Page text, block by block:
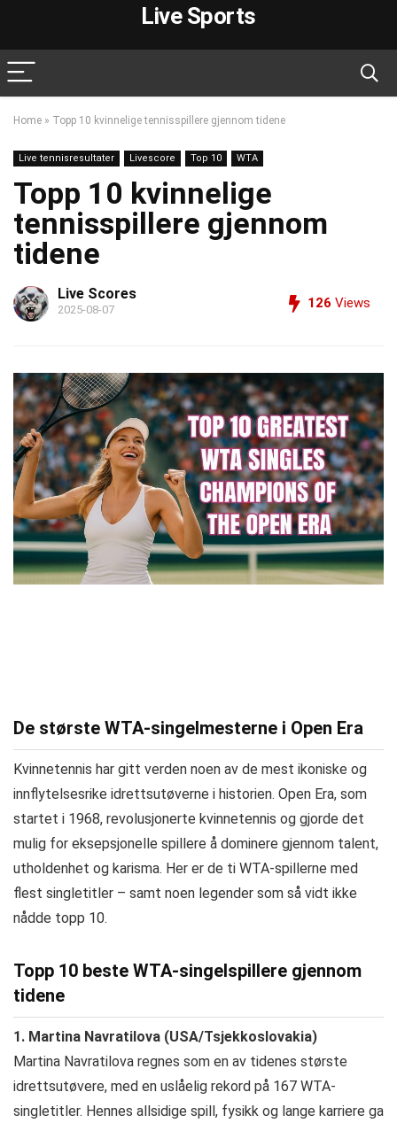
Live Sports
Home » Topp 10 kvinnelige tennisspillere gjennom tidene
Live tennisresultater Livescore Top 10 WTA
Topp 10 kvinnelige
tennisspillere gjennom
tidene
Live Scores
2025-08-07 126 Views
De største WTA-singelmesterne i Open Era
Kvinnetennis har gitt verden noen av de mest ikoniske og
innflytelsesrike idrettsutøverne i historien. Open Era, som
startet i 1968, revolusjonerte kvinnetennis og gjorde det
mulig for eksepsjonelle spillere å dominere gjennom talent,
utholdenhet og karisma. Her er de ti WTA-spillerne med
flest singletitler – samt noen legender som så vidt ikke
nådde topp 10.
Topp 10 beste WTA-singelspillere gjennom
tidene
1. Martina Navratilova (USA/Tsjekkoslovakia)
Martina Navratilova regnes som en av tidenes største
idrettsutøvere, med en uslåelig rekord på 167 WTA-
singletitler. Hennes allsidige spill, fysikk og lange karriere ga